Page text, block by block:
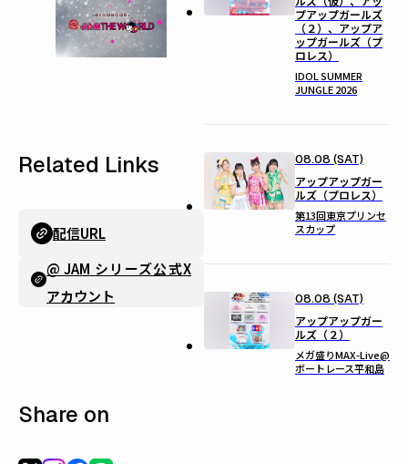
Related Links
配信URL
@ JAM シリーズ公式X
アカウント
Share on
プアップガールズ
（２）、アップア
ップガールズ（プ
ロレス）
IDOL SUMMER
JUNGLE 2026
08.08 (SAT)
アップアップガー
ルズ（プロレス）
第13回東京プリンセ
スカップ
08.08 (SAT)
アップアップガー
ルズ（２）
メガ盛りMAX-Live@
ボートレース平和島